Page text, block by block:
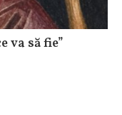
va să fie”